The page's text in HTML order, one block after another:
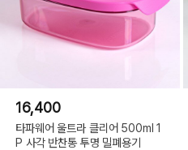
16,400
타파웨어 울트라 클리어 500ml 1
P 사각 반찬통 투명 밀폐용기